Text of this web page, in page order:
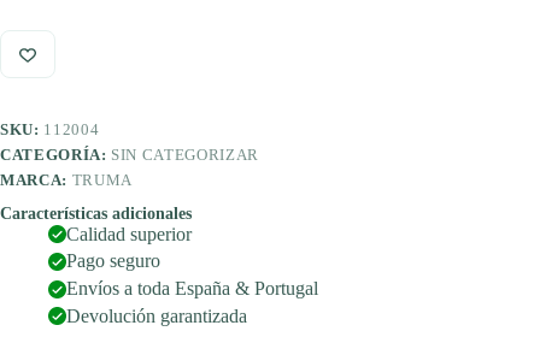
CP
Plus
para
Combi,
sin
accesorios
SKU: 112004
CATEGORÍA: SIN CATEGORIZAR
MARCA: TRUMA
Características adicionales
Calidad superior
Pago seguro
Envíos a toda España & Portugal
Devolución garantizada